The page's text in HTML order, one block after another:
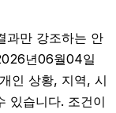
과만 강조하는 안
년06월04일
인 상황, 지역, 시
있습니다. 조건이